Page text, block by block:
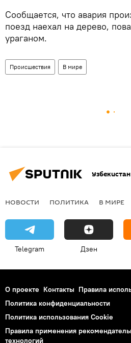
Сообщается, что авария
поезд наехал на дерево,
ураганом.
Происшествия В мире
Узбекистан
НОВОСТИ ПОЛИТИКА В МИРЕ
Telegram Дзен
О проекте Контакты Правила
Политика конфиденциальности
Политика использования Cookie
Правила применения
технологий